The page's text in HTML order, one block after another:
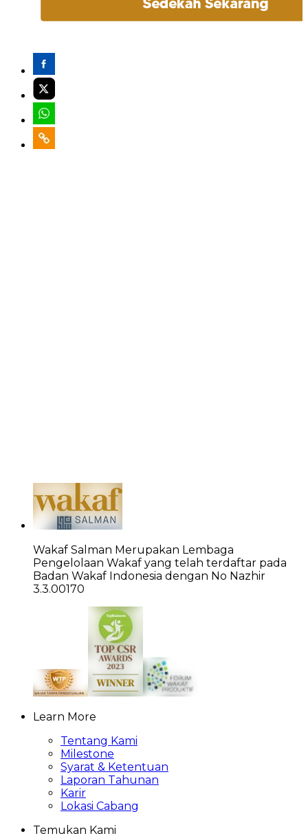
Wakaf Salman Merupakan Lembaga
Pengelolaan Wakaf yang telah terdaftar pada
Badan Wakaf Indonesia dengan No Nazhir
3.3.00170
Learn More
Tentang Kami
Milestone
Syarat & Ketentuan
Laporan Tahunan
Karir
Lokasi Cabang
Temukan Kami